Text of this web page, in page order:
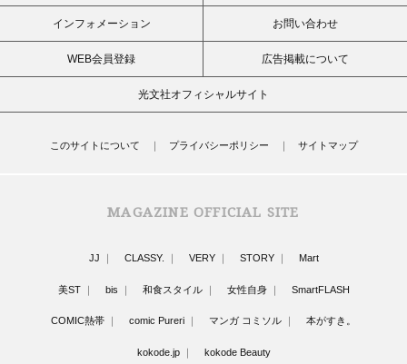
インフォメーション お問い合わせ
WEB会員登録 広告掲載について
光文社オフィシャルサイト
このサイトについて プライバシーポリシー サイトマップ
MAGAZINE OFFICIAL SITE
JJ CLASSY. VERY STORY Mart
美ST bis 和食スタイル 女性自身 SmartFLASH
COMIC熱帯 comic Pureri マンガ コミソル 本がすき。
kokode.jp kokode Beauty